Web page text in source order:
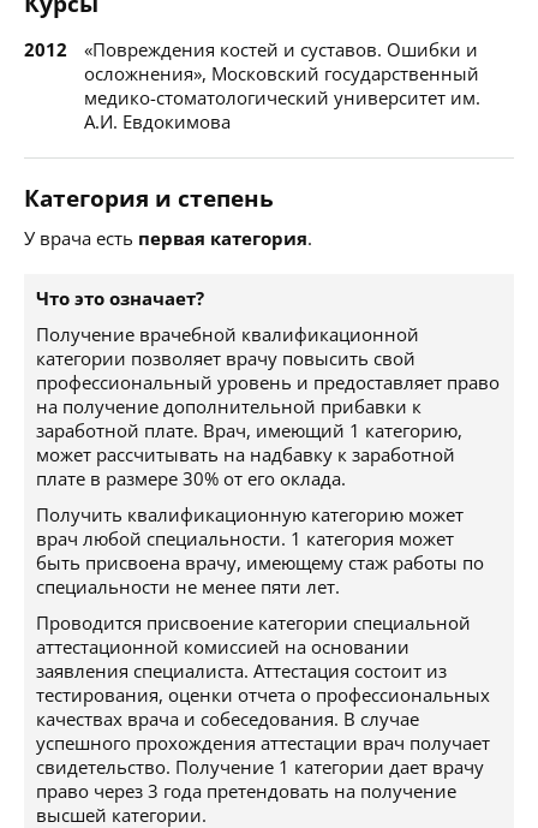
2012
«Повреждения костей и суставов. Ошибки и
осложнения», Московский государственный
медико-стоматологический университет им.
А.И. Евдокимова
Категория и степень
У врача есть первая категория.
Что это означает?
Получение врачебной квалификационной
категории позволяет врачу повысить свой
профессиональный уровень и предоставляет право
на получение дополнительной прибавки к
заработной плате. Врач, имеющий 1 категорию,
может рассчитывать на надбавку к заработной
плате в размере 30% от его оклада.
Получить квалификационную категорию может
врач любой специальности. 1 категория может
быть присвоена врачу, имеющему стаж работы по
специальности не менее пяти лет.
Проводится присвоение категории специальной
аттестационной комиссией на основании
заявления специалиста. Аттестация состоит из
тестирования, оценки отчета о профессиональных
качествах врача и собеседования. В случае
успешного прохождения аттестации врач получает
свидетельство. Получение 1 категории дает врачу
право через 3 года претендовать на получение
высшей категории.